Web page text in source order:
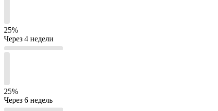
25%
Через 4 недели
25%
Через 6 недель